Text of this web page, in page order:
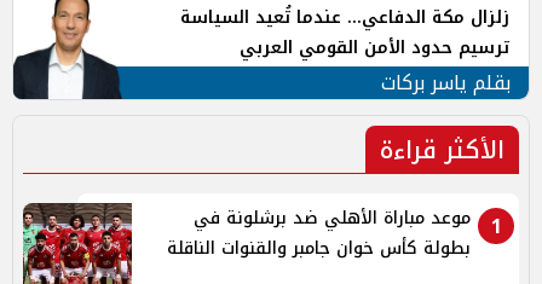
زلزال مكة الدفاعي... عندما تُعيد السياسة
ترسيم حدود الأمن القومي العربي
بقلم ياسر بركات
الأكثر قراءة
1
موعد مباراة الأهلي ضد برشلونة في
بطولة كأس خوان جامبر والقنوات الناقلة